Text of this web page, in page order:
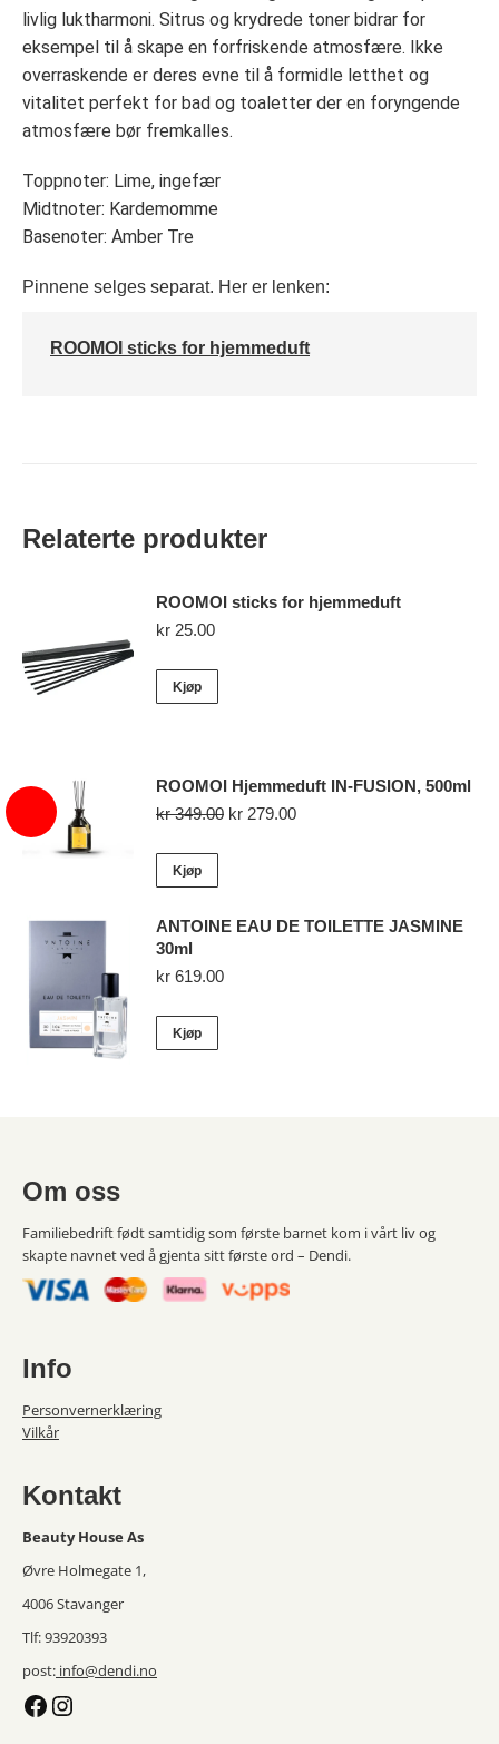
livlig luktharmoni. Sitrus og krydrede toner bidrar for
eksempel til å skape en forfriskende atmosfære. Ikke
overraskende er deres evne til å formidle letthet og
vitalitet perfekt for bad og toaletter der en foryngende
atmosfære bør fremkalles.
Toppnoter: Lime, ingefær
Midtnoter: Kardemomme
Basenoter: Amber Tre
Pinnene selges separat. Her er lenken:
ROOMOI sticks for hjemmeduft
Relaterte produkter
ROOMOI sticks for hjemmeduft
kr 25.00
Kjøp
ROOMOI Hjemmeduft IN-FUSION, 500ml
kr349.00 Opprinnelig
kr 279.00Nåværende
Kjøp
ANTOINE EAU DE TOILETTE JASMINE
30ml
kr 619.00
Kjøp
Om oss
Familiebedrift født samtidig som første barnet kom i vårt liv og
skapte navnet ved å gjenta sitt første ord – Dendi.
Info
Personvernerklæring
Vilkår
Kontakt
Beauty House As
Øvre Holmegate 1,
4006 Stavanger
Tlf: 93920393
post: info@dendi.no
Facebook
Instagram